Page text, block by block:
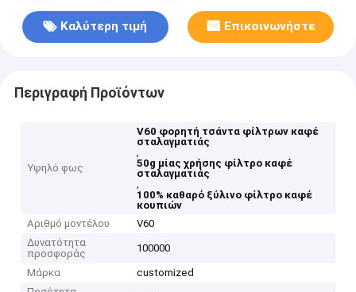
Καλύτερη τιμή Επικοινωνήστε
Περιγραφή Προϊόντων
Υψηλό φως
V60 φορητή τσάντα φίλτρων καφέ
σταλαγματιάς
,
50g μίας χρήσης φίλτρο καφέ
σταλαγματιάς
,
100% καθαρό ξύλινο φίλτρο καφέ
κουπιών
Αριθμό μοντέλου
V60
Δυνατότητα
προσφοράς
100000
Μάρκα
customized